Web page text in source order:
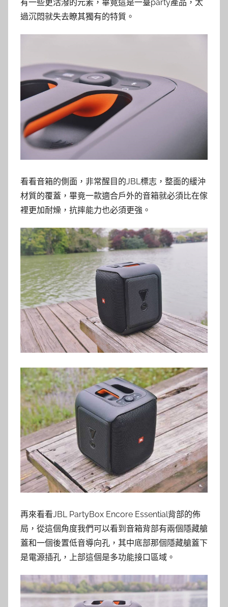
有一些更活潑的元素，畢竟這是一臺party產品，太
過沉悶就失去瞭其獨有的特質。
看看音箱的側面，非常醒目的JBL標志，整面的緩沖
材質的覆蓋，畢竟一款適合戶外的音箱就必須比在傢
裡更加耐燥，抗摔能力也必須更強。
再來看看JBL PartyBox Encore Essential背部的佈
局，從這個角度我們可以看到音箱背部有兩個隱藏艙
蓋和一個後置低音導向孔，其中底部那個隱藏艙蓋下
是電源插孔，上部這個是多功能接口區域。